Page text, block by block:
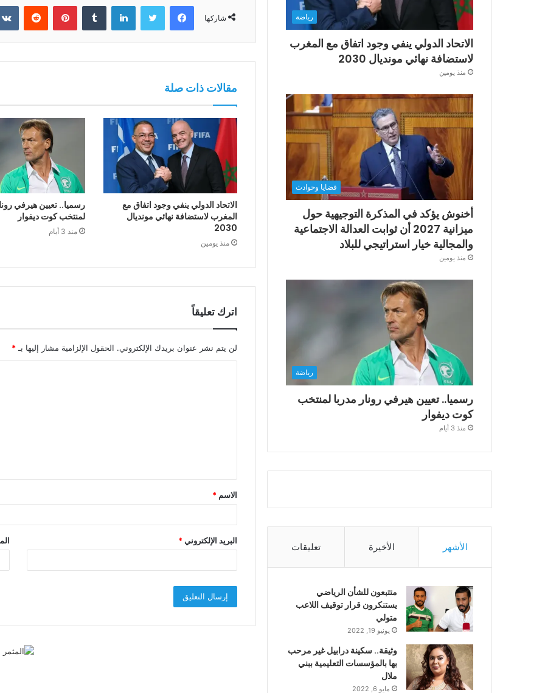
شاركها
فيسبوك تويتر لينكدإن بينتيريست
مقالات ذات صلة
الاتحاد الدولي ينفي وجود اتفاق مع
المغرب لاستضافة نهائي مونديال
2030
منذ يومين
رسميا.. تعيين هيرفي
لمنتخب كوت ديفوار
منذ 3 أيام
اترك تعليقاً
لن يتم نشر عنوان بريدك الإلكتروني. الحقول الإلزامية مشار إليها بـ*
ق
*
الاسم *
البريد الإلكتروني*
رياضة
الاتحاد الدولي ينفي وجود اتفاق مع المغرب
لاستضافة نهائي مونديال 2030
منذ يومين
قضايا وحوادث
أخنوش يؤكد في المذكرة التوجيهية حول
ميزانية 2027 أن ثوابت العدالة الاجتماعية
والمجالية خيار استراتيجي للبلاد
منذ يومين
رياضة
رسميا.. تعيين هيرفي رونار مدربا لمنتخب
كوت ديفوار
منذ 3 أيام
الأشهر الأخيرة تعليقات
متتبعون للشأن الرياضي
يستنكرون قرار توقيف اللاعب
متولي
يونيو 19, 2022
وثيقة.. سكينة درابيل غير مرحب
بها بالمؤسسات التعليمية ببني
ملال
مايو 6, 2022